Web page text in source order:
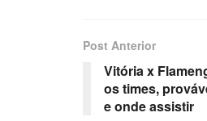
Post Anterior
Vitória x
os times,
e onde assistir